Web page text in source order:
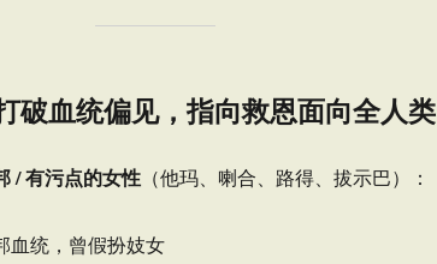
破血统偏见，指向救恩面向全人类
/ 有污点的女性（他玛、喇合、路得、拔示巴）：
血统，曾假扮妓女